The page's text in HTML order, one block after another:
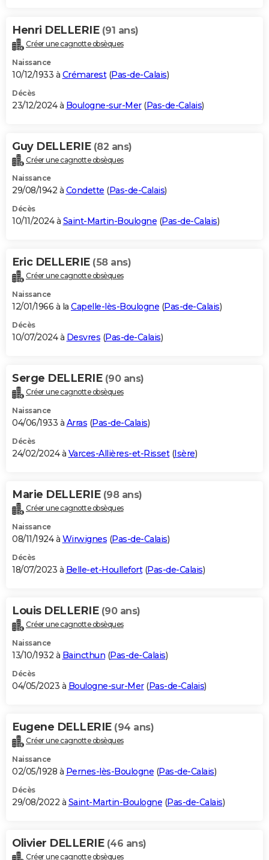
Henri DELLERIE (91 ans)
Créer une cagnotte obsèques
Naissance
10/12/1933 à Crémarest(Pas-de-Calais)
Décès
23/12/2024 à Boulogne-sur-Mer(Pas-de-Calais)
Guy DELLERIE (82 ans)
Créer une cagnotte obsèques
Naissance
29/08/1942 à Condette (Pas-de-Calais)
Décès
10/11/2024 à Saint-Martin-Boulogne (Pas-de-Calais)
Eric DELLERIE (58 ans)
Créer une cagnotte obsèques
Naissance
12/01/1966 à la Capelle-lès-Boulogne (Pas-de-Calais)
Décès
10/07/2024 à Desvres (Pas-de-Calais)
Serge DELLERIE (90 ans)
Créer une cagnotte obsèques
Naissance
04/06/1933 à Arras (Pas-de-Calais)
Décès
24/02/2024 à Varces-Allières-et-Risset(Isère)
Marie DELLERIE (98 ans)
Créer une cagnotte obsèques
Naissance
08/11/1924 à Wirwignes (Pas-de-Calais)
Décès
18/07/2023 à Belle-et-Houllefort(Pas-de-Calais)
Louis DELLERIE (90 ans)
Créer une cagnotte obsèques
Naissance
13/10/1932 à Baincthun (Pas-de-Calais)
Décès
04/05/2023 à Boulogne-sur-Mer(Pas-de-Calais)
Eugene DELLERIE (94 ans)
Créer une cagnotte obsèques
Naissance
02/05/1928 à Pernes-lès-Boulogne (Pas-de-Calais)
Décès
29/08/2022 à Saint-Martin-Boulogne (Pas-de-Calais)
Olivier DELLERIE (46 ans)
Créer une cagnotte obsèques